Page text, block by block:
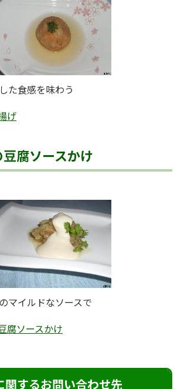
た食感を味わう
げ
腐ソースかけ
マイルドなソースで
腐ソースかけ
関するお問い合わせ先